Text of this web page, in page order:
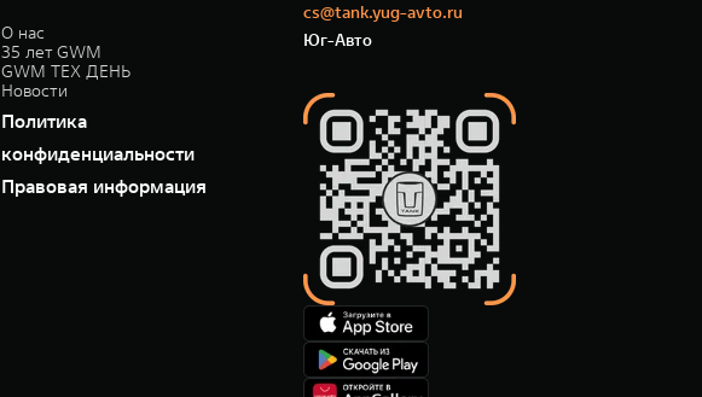
О нас
35 лет GWM
GWM ТЕХ ДЕНЬ
Новости
Политика
конфиденциальности
Правовая информация
cs@tank.yug-avto.ru
Юг-Авто